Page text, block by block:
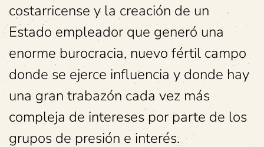
costarricense y la creación de un
Estado empleador que generó una
enorme burocracia, nuevo fértil campo
donde se ejerce influencia y donde hay
una gran trabazón cada vez más
compleja de intereses por parte de los
grupos de presión e interés.